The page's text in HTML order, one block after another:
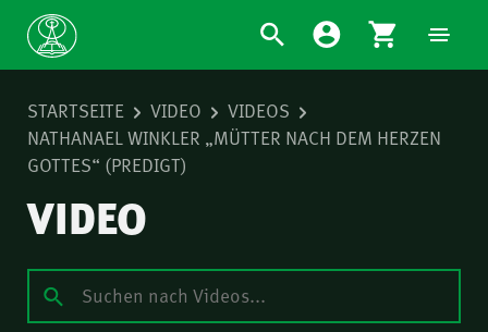
STARTSEITE VIDEO
VIDEOS
NATHANAEL WINKLER „MÜTTER NACH DEM HERZEN
GOTTES“ (PREDIGT)
VIDEO